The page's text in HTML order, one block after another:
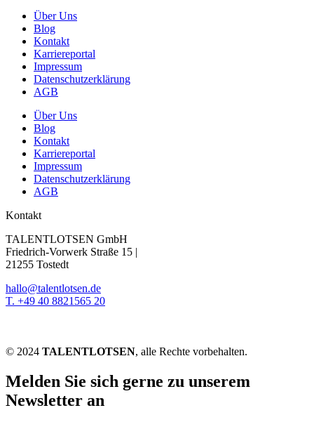
Über Uns
Blog
Kontakt
Karriereportal
Impressum
Datenschutzerklärung
AGB
Über Uns
Blog
Kontakt
Karriereportal
Impressum
Datenschutzerklärung
AGB
Kontakt
TALENTLOTSEN GmbH
Friedrich-Vorwerk Straße 15 |
21255 Tostedt
hallo@talentlotsen.de
T. +49 40 8821565 20
© 2024 TALENTLOTSEN, alle Rechte vorbehalten.
Melden Sie sich gerne zu unserem
Newsletter an